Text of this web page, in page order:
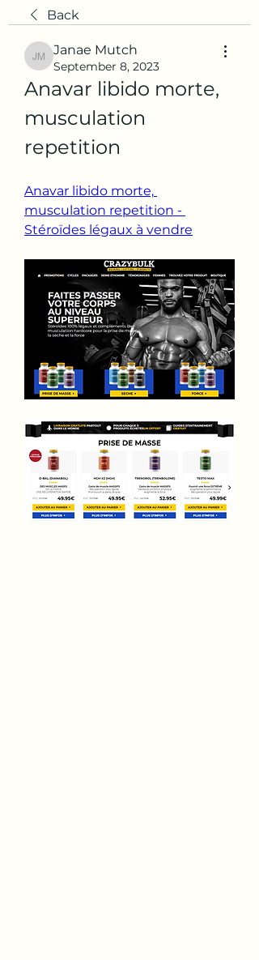
Back
Janae Mutch
Janae Mutch
September 8, 2023
Anavar libido morte,
musculation
repetition
Anavar libido morte,
musculation repetition -
Stéroïdes légaux à vendre